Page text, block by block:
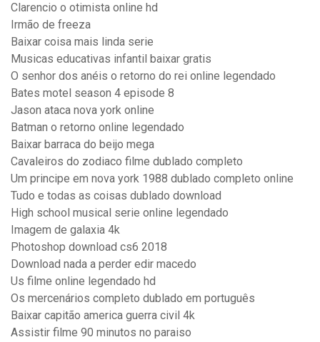
Clarencio o otimista online hd
Irmão de freeza
Baixar coisa mais linda serie
Musicas educativas infantil baixar gratis
O senhor dos anéis o retorno do rei online legendado
Bates motel season 4 episode 8
Jason ataca nova york online
Batman o retorno online legendado
Baixar barraca do beijo mega
Cavaleiros do zodiaco filme dublado completo
Um principe em nova york 1988 dublado completo online
Tudo e todas as coisas dublado download
High school musical serie online legendado
Imagem de galaxia 4k
Photoshop download cs6 2018
Download nada a perder edir macedo
Us filme online legendado hd
Os mercenários completo dublado em português
Baixar capitão america guerra civil 4k
Assistir filme 90 minutos no paraiso